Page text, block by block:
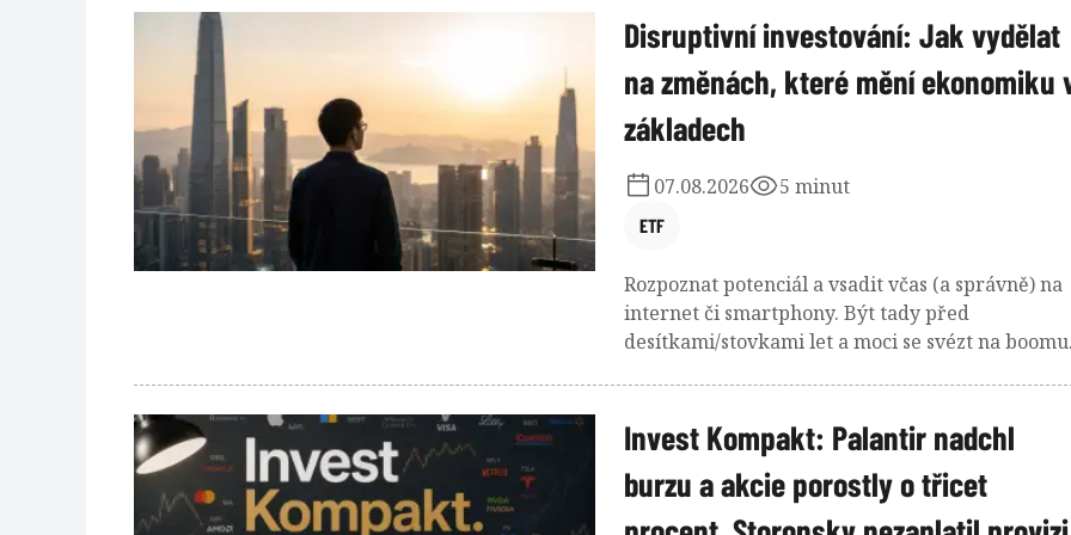
Disruptivní investování: Jak vydělat
na změnách, které mění ekonomiku
základech
ETF
07.08.2026 5 minut
Rozpoznat potenciál a vsadit včas (a správně) na
internet či smartphony. Být tady před
desítkami/stovkami let a moci se svézt na boomu
těchto technologických revolucí. A disruptivní
investování nabízí způsob, jak na těchto
transformacích vydělat!
Invest Kompakt: Palantir nadchl
burzu a akcie porostly o třicet